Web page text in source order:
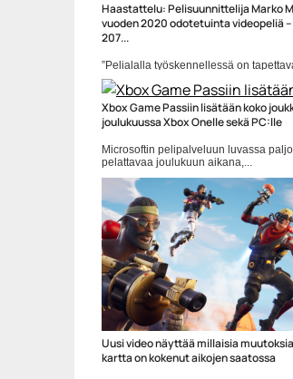
Haastattelu: Pelisuunnittelija Marko
vuoden 2020 odotetuinta videopeliä
207...
”Pelialalla työskennellessä on
kestettävä jatkuvaa...
CD Projekt Red
Xbox Game Passiin lisätään koko
joulukuussa Xbox Onelle sekä PC:lle
Microsoftin pelipalveluun luvassa
pelattavaa joulukuun aikana,...
Microsoft
Uusi video näyttää millaisia
kartta on kokenut aikojen saatossa